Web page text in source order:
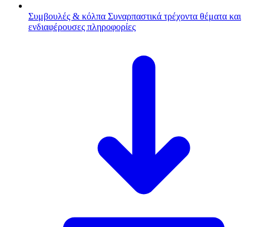
Συμβουλές & κόλπα Συναρπαστικά τρέχοντα θέματα και
ενδιαφέρουσες πληροφορίες